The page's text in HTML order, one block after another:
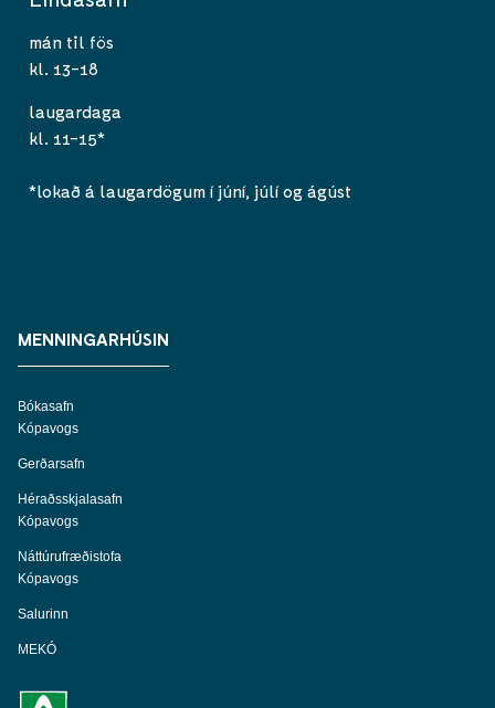
mán til fös
kl. 13-18
laugardaga
kl. 11-15*
*lokað á laugardögum í júní, júlí og ágúst
MENNINGARHÚSIN
Bókasafn
Kópavogs
Gerðarsafn
Héraðsskjalasafn
Kópavogs
Náttúrufræðistofa
Kópavogs
Salurinn
MEKÓ